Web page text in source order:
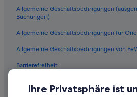
Mietwagen in San Diego County
Mietwagenanbieter in
Alamo Rent A Car-Mietwagen in Abona
Budget-Mietwagen in Abona
Enterprise-Mietwagen in Abona
Allgemeine Geschäftsbedingungen
Buchungen)
Allgemeine Geschäftsbedingungen für
Allgemeine Geschäftsbedingungen von
Barrierefreiheit
Ihre Privatsphäre ist